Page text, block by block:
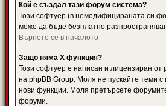
Кой е създал тази форум система?
Този софтуер (в немодифицираната си
може да бъде безплатно
Върнете се в началото
Защо няма X функция?
Този софтуер е написан и лицензиран
на phpBB Group. Моля не пускайте теми
нови функции. Моля претърсете
форуми.